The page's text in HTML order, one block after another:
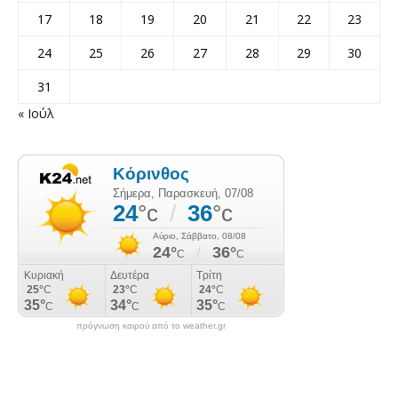
17
18 19 20 21 22
23
24
25 26 27 28 29
30
31
« Ιούλ
πρόγνωση καιρού από το weather.gr